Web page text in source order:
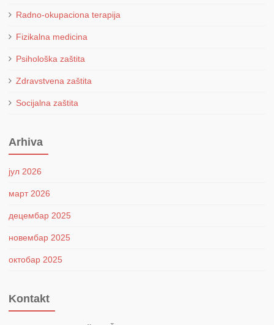
Radno-okupaciona terapija
Fizikalna medicina
Psihološka zaštita
Zdravstvena zaštita
Socijalna zaštita
Arhiva
јул 2026
март 2026
децембар 2025
новембар 2025
октобар 2025
Kontakt